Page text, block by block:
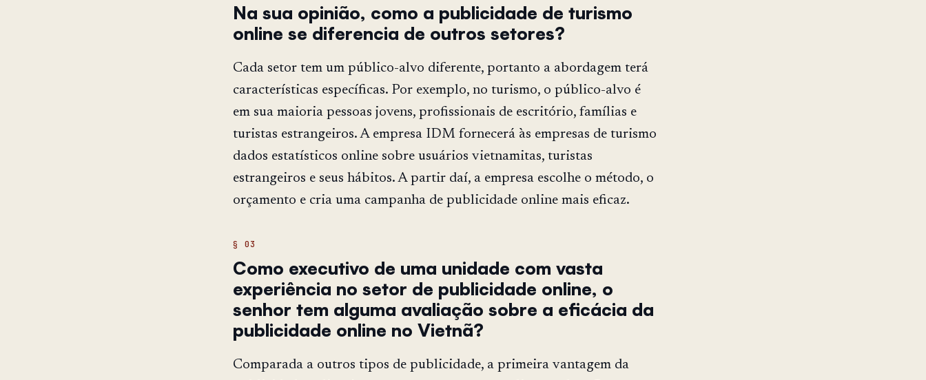
Na sua opinião, como a publicidade de turismo
online se diferencia de outros setores?
Cada setor tem um público-alvo diferente, portanto a abordagem terá
características específicas. Por exemplo, no turismo, o público-alvo é
em sua maioria pessoas jovens, profissionais de escritório, famílias e
turistas estrangeiros. A empresa IDM fornecerá às empresas de turismo
dados estatísticos online sobre usuários vietnamitas, turistas
estrangeiros e seus hábitos. A partir daí, a empresa escolhe o método, o
orçamento e cria uma campanha de publicidade online mais eficaz.
Como executivo de uma unidade com vasta
experiência no setor de publicidade online, o
senhor tem alguma avaliação sobre a eficácia da
publicidade online no Vietnã?
Comparada a outros tipos de publicidade, a primeira vantagem da